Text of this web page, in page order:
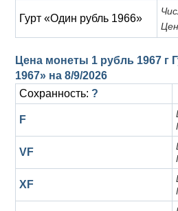
Серебро
Для Речи Посполитой
Гурт «Один рубль 1966»
Цена монеты 1 рубль 1967 г
1967» на 8/9/2026
Сохранность: ?
F
VF
XF